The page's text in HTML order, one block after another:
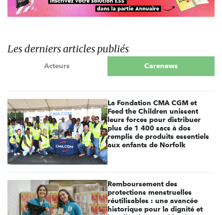
Les derniers articles publiés
Acteurs Carenews
La Fondation CMA CGM et
Feed the Children unissent
leurs forces pour distribuer
plus de 1 400 sacs à dos
remplis de produits essentiels
aux enfants de Norfolk
Remboursement des
protections menstruelles
réutilisables : une avancée
historique pour la dignité et